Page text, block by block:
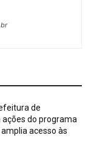
de
do programa
acesso às